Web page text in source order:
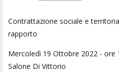
Contrattazione sociale e
rapporto
Mercoledì 19 Ottobre 2022 - ore
Salone Di Vittorio